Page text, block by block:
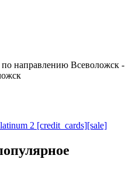
направлению Всеволожск -